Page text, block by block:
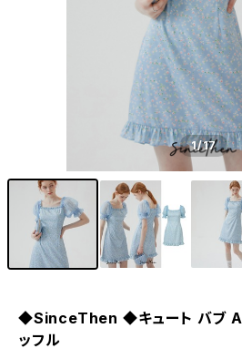
1/17
◆SinceThen ◆キュート バブ A
ッフル